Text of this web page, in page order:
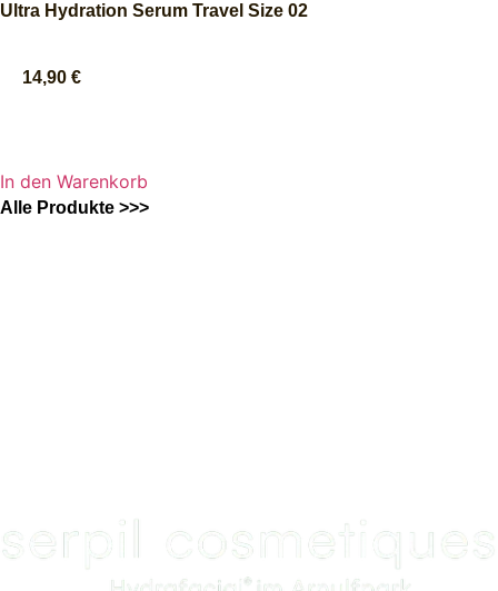
Ultra Hydration Serum Travel Size 02
14,90 €
In den Warenkorb
Alle Produkte >>>